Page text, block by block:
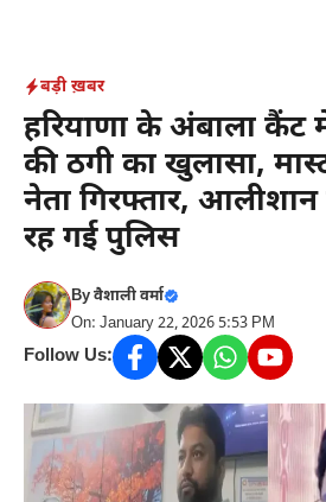
content
बड़ी ख़बर
हरियाणा के अंबाला कैंट
की ठगी का खुलासा,
नेता गिरफ्तार,
रह गई पुलिस
Byवैशाली वर्मा
On: January 22, 2026 5:53 PM
Follow Us: